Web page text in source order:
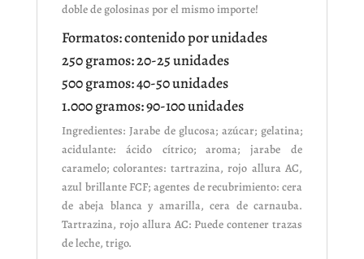
doble de golosinas por el mismo importe!
Formatos: contenido por unidades
250 gramos: 20-25 unidades
500 gramos: 40-50 unidades
1.000 gramos: 90-100 unidades
Ingredientes: Jarabe de glucosa; azúcar; gelatina;
acidulante: ácido cítrico; aroma; jarabe de
caramelo; colorantes: tartrazina, rojo allura AC,
azul brillante FCF; agentes de recubrimiento: cera
de abeja blanca y amarilla, cera de carnauba.
Tartrazina, rojo allura AC: Puede contener trazas
de leche, trigo.